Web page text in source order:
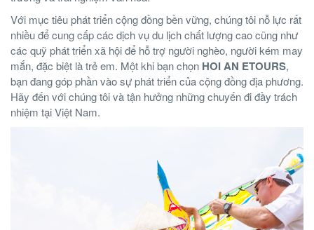
Với mục tiêu phát triển cộng đồng bền vững, chúng tôi nỗ lực rất
nhiều để cung cấp các dịch vụ du lịch chất lượng cao cũng như
các quỹ phát triển xã hội để hỗ trợ người nghèo, người kém may
mắn, đặc biệt là trẻ em. Một khi bạn chọn HOI AN ETOURS,
bạn đang góp phần vào sự phát triển của cộng đồng địa phương.
Hãy đến với chúng tôi và tận hưởng những chuyến đi đầy trách
nhiệm tại Việt Nam.